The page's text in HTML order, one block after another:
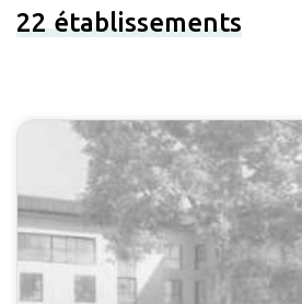
22établissements